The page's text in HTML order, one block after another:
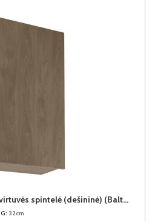
SORENTO G60(100)-P virtuvės spintelė (dešininė) (Baltic Storm/Baltic Storm)
G: 32cm